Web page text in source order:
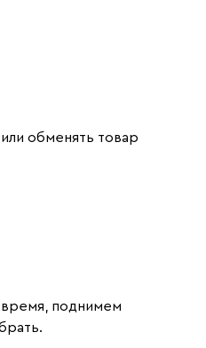
обменять товар
поднимем